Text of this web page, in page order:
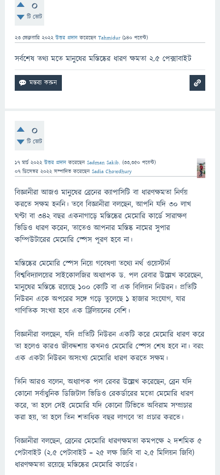
0
টি ভোট
23 ফেব্রুয়ারি 2022 উত্তর প্রদান করেছেন Tahmidur (140 পয়েন্ট)
সর্বশেষ তথ্য মতে মানুষের মস্তিষ্কের ধারণ ক্ষমতা ২.৫ পেক্সাবাইট
0
টি ভোট
17 মার্চ 2022 উত্তর প্রদান করেছেন Sadman Sakib. (33,350 পয়েন্ট)
07 ডিসেম্বর 2022 সম্পাদিত করেছেন Sadia Chowdhury
বিজ্ঞানীরা আজও মানুষের ব্রেনের ক্যাপাসিটি বা ধারণক্ষমতা নির্ণয়
করতে সক্ষম হননি। তবে বিজ্ঞানীরা বলছেন, আপনি যদি ৩০ লাখ
ঘণ্টা বা ৩৪২ বছর একনাগাড়ে মস্তিষ্কের মেমোরি কার্ডে সারাক্ষণ
ভিডিও ধারণ করেন, তাতেও আপনার মস্তিষ্ক নামের সুপার
কম্পিউটারের মেমোরি স্পেস পূরণ হবে না।
মস্তিষ্কের মেমোরি স্পেস নিয়ে গবেষণা তথ্যে নর্থ ওয়েস্টার্ন
বিশ্ববিদ্যালয়ের সাইকোলজির অধ্যাপক ড. পল রেবার উল্লেখ করেছেন,
মানুষের মস্তিষ্কে রয়েছে ১০০ কোটি বা এক বিলিয়ন নিউরন। প্রতিটি
নিউরন একে অপরের সঙ্গে গড়ে তুলেছে ১ হাজার সংযোগ, যার
গাণিতিক সংখ্যা হবে এক ট্রিলিয়নের বেশি।
বিজ্ঞানীরা বলছেন, যদি প্রতিটি নিউরন একটি করে মেমোরি ধারণ করে
তা হলেও কারও জীবদ্দশায় কখনও মেমোরি স্পেস শেষ হবে না। বরং
এক একটা নিউরন অসংখ্য মেমোরি ধারণ করতে সক্ষম।
তিনি আরও বলেন, অধ্যাপক পল রেবর উল্লেখ করেছেন, ব্রেন যদি
কোনো সর্বাধুনিক ডিজিটাল ভিডিও রেকর্ডারের মতো মেমোরি ধারণ
করে, তা হলে সেই মেমোরি যদি কোনো টিভিতে অবিরাম সম্প্রচার
করা হয়, তা হলে তিন শতাধিক বছর লাগবে তা প্রচার করতে।
বিজ্ঞানীরা বলছেন, ব্রেনের মেমোরি ধারণক্ষমতা কমপক্ষে ২ দশমিক ৫
পেটাবাইট (২.৫ পেটাবাইট = ২৫ লক্ষ জিবি বা ২.৫ মিলিয়ন জিবি)
ধারণক্ষমতা রয়েছে মস্তিষ্কের মেমোরি কার্ডের।